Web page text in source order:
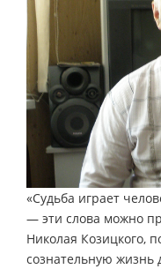
«Судьба играет
— эти слова можно
Николая Козицкого,
сознательную жизнь